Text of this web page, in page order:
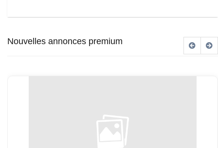
Nouvelles annonces premium